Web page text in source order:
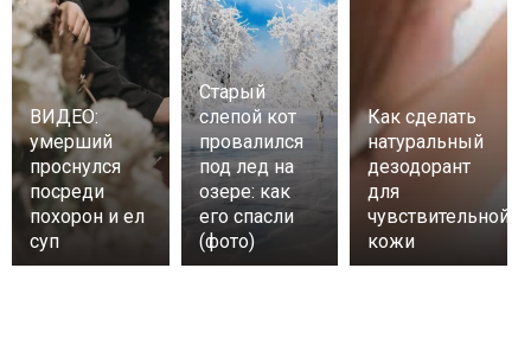
ВИДЕО:
умерший
проснулся
посреди
похорон и ел
суп
Старый
слепой кот
провалился
под лед на
озере: как
его спасли
(фото)
Как сделать
натуральный
дезодорант
для
чувствительной
кожи